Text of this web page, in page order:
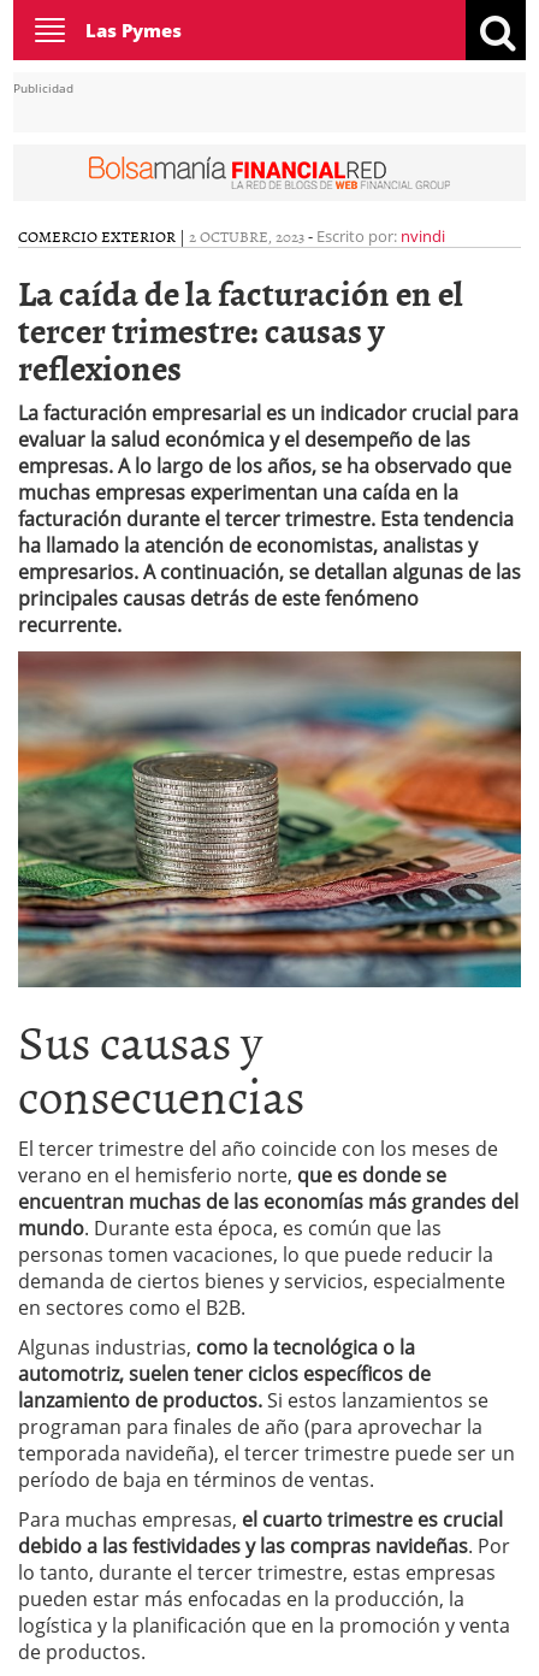
Toggle
navigation
Las Pymes
Publicidad
COMERCIO EXTERIOR | 2 OCTUBRE, 2023- Escrito por: nvindi
La caída de la facturación en el
tercer trimestre: causas y
reflexiones
La facturación empresarial es un indicador crucial para
evaluar la salud económica y el desempeño de las
empresas. A lo largo de los años, se ha observado que
muchas empresas experimentan una caída en la
facturación durante el tercer trimestre. Esta tendencia
ha llamado la atención de economistas, analistas y
empresarios. A continuación, se detallan algunas de las
principales causas detrás de este fenómeno
recurrente.
Sus causas y
consecuencias
El tercer trimestre del año coincide con los meses de
verano en el hemisferio norte, que es donde se
encuentran muchas de las economías más grandes del
mundo. Durante esta época, es común que las
personas tomen vacaciones, lo que puede reducir la
demanda de ciertos bienes y servicios, especialmente
en sectores como el B2B.
Algunas industrias, como la tecnológica o la
automotriz, suelen tener ciclos específicos de
lanzamiento de productos.Si estos lanzamientos se
programan para finales de año (para aprovechar la
temporada navideña), el tercer trimestre puede ser un
período de baja en términos de ventas.
Para muchas empresas, el cuarto trimestre es crucial
debido a las festividades y las compras navideñas. Por
lo tanto, durante el tercer trimestre, estas empresas
pueden estar más enfocadas en la producción, la
logística y la planificación que en la promoción y venta
de productos.